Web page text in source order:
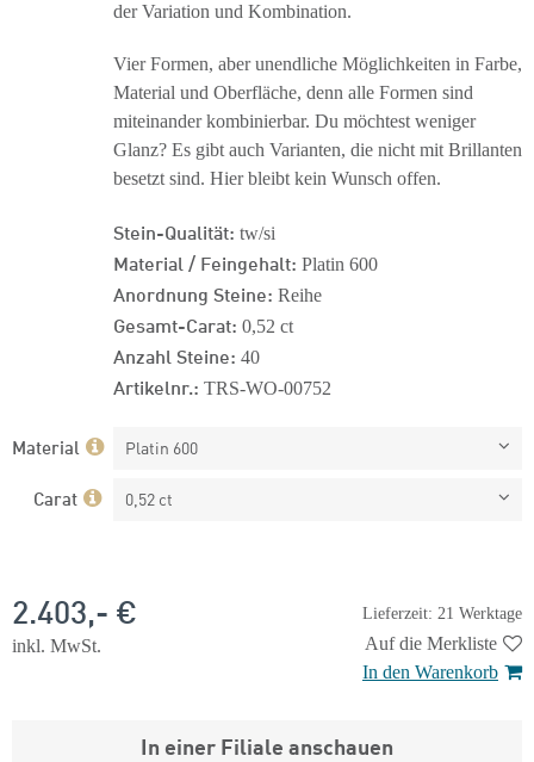
der Variation und Kombination.
Vier Formen, aber unendliche Möglichkeiten in Farbe,
Material und Oberfläche, denn alle Formen sind
miteinander kombinierbar. Du möchtest weniger
Glanz? Es gibt auch Varianten, die nicht mit Brillanten
besetzt sind. Hier bleibt kein Wunsch offen.
Stein-Qualität: tw/si
Material / Feingehalt: Platin 600
Anordnung Steine: Reihe
Gesamt-Carat: 0,52 ct
Anzahl Steine: 40
Artikelnr.: TRS-WO-00752
Material Platin 600
Carat 0,52 ct
Lieferzeit: 21 Werktage
2.403,- €
inkl. MwSt.
Auf die Merkliste
In den Warenkorb
In einer Filiale anschauen